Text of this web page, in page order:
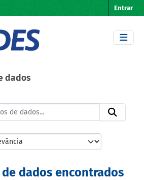
Entrar
dados
dados encontrados